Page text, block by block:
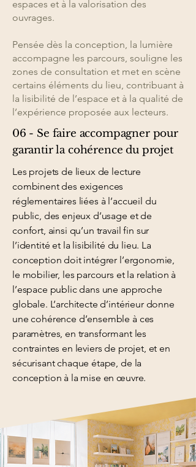
espaces et à la valorisation des
ouvrages.
Pensée dès la conception, la lumière
accompagne les parcours, souligne les
zones de consultation et met en scène
certains éléments du lieu, contribuant à
la lisibilité de l’espace et à la qualité de
l’expérience proposée aux lecteurs.
06 - Se faire accompagner pour
garantir la cohérence du projet
Les projets de lieux de lecture
combinent des exigences
réglementaires liées à l’accueil du
public, des enjeux d’usage et de
confort, ainsi qu’un travail fin sur
l’identité et la lisibilité du lieu. La
conception doit intégrer l’ergonomie,
le mobilier, les parcours et la relation à
l’espace public dans une approche
globale. L’architecte d’intérieur donne
une cohérence d’ensemble à ces
paramètres, en transformant les
contraintes en leviers de projet, et en
sécurisant chaque étape, de la
conception à la mise en œuvre.